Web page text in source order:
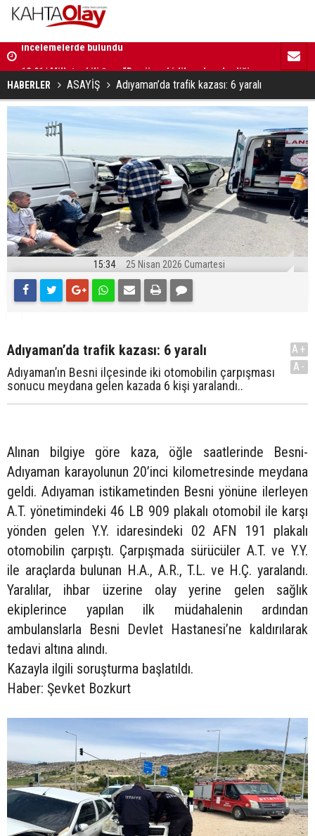
güçlendirecektir”
11:59 |
HABERLER ASAYİŞ Adıyaman’da trafik kazası: 6 yaralı
15:34 25 Nisan 2026 Cumartesi
Adıyaman’da trafik kazası: 6 yaralı
Adıyaman’ın Besni ilçesinde iki otomobilin çarpışması
sonucu meydana gelen kazada 6 kişi yaralandı..
A+
A-
Alınan bilgiye göre kaza, öğle saatlerinde Besni-
Adıyaman karayolunun 20’inci kilometresinde meydana
geldi. Adıyaman istikametinden Besni yönüne ilerleyen
A.T. yönetimindeki 46 LB 909 plakalı otomobil ile karşı
yönden gelen Y.Y. idaresindeki 02 AFN 191 plakalı
otomobilin çarpıştı. Çarpışmada sürücüler A.T. ve Y.Y.
ile araçlarda bulunan H.A., A.R., T.L. ve H.Ç. yaralandı.
Yaralılar, ihbar üzerine olay yerine gelen sağlık
ekiplerince yapılan ilk müdahalenin ardından
ambulanslarla Besni Devlet Hastanesi’ne kaldırılarak
tedavi altına alındı.
Kazayla ilgili soruşturma başlatıldı.
Haber: Şevket Bozkurt